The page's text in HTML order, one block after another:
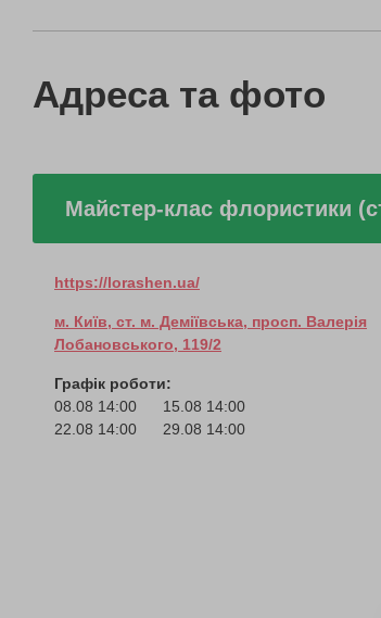
Адреса та фото
Майстер-клас флористики
https://lorashen.ua/
м. Київ, ст. м. Деміївська, просп. Валерія
Лобановського, 119/2
Графік роботи:
08.08 14:00
15.08 14:00
22.08 14:00
29.08 14:00